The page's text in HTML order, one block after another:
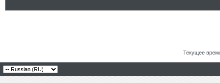
Текущее